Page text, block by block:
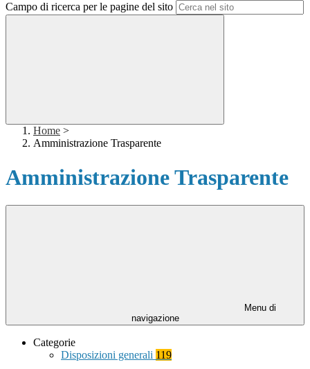
Campo di ricerca per le pagine del sito
Home >
Amministrazione Trasparente
Amministrazione Trasparente
Menu di
navigazione
Categorie
Disposizioni generali 119